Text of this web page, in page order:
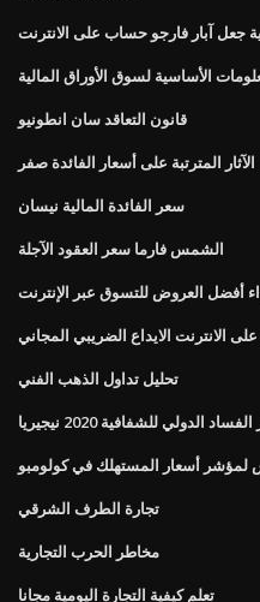
جعل آبار فارجو حساب على الانترنت
الأساسية لسوق الأوراق المالية
قانون التعاقد سان انطونيو
الآثار المترتبة على أسعار الفائدة صفر
سعر الفائدة المالية نيسان
الشمس فارما سعر العقود الآجلة
أفضل العروض للتسوق عبر الإنترنت
الانترنت الايداع الضريبي المجاني
تحليل تداول الذهب الفني
الدولي للشفافية 2020 نيجيريا
لمؤشر أسعار المستهلك في كولومبو
تجارة الطرف الشرقي
مخاطر الحرب التجارية
تعلم كيفية التجارة اليومية مجانا